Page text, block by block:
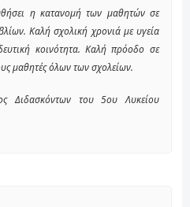
η κατανομή των μαθητών σε
Καλή σχολική χρονιά με υγεία
κοινότητα. Καλή πρόοδο σε
μαθητές όλων των σχολείων.
Διδασκόντων του 5ου Λυκείου